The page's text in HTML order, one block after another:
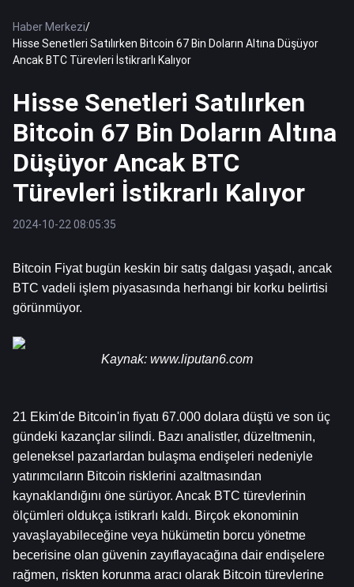
Haber Merkezi/
Hisse Senetleri Satılırken Bitcoin 67 Bin Doların Altına Düşüyor
Ancak BTC Türevleri İstikrarlı Kalıyor
Hisse Senetleri Satılırken
Bitcoin 67 Bin Doların Altına
Düşüyor Ancak BTC
Türevleri İstikrarlı Kalıyor
2024-10-22 08:05:35
Bitcoin Fiyat bugün keskin bir satış dalgası yaşadı, ancak
BTC vadeli işlem piyasasında herhangi bir korku belirtisi
görünmüyor.
Kaynak: www.liputan6.com
21 Ekim'de Bitcoin'in fiyatı 67.000 dolara düştü ve son üç
gündeki kazançlar silindi. Bazı analistler, düzeltmenin,
geleneksel pazarlardan bulaşma endişeleri nedeniyle
yatırımcıların Bitcoin risklerini azaltmasından
kaynaklandığını öne sürüyor. Ancak BTC türevlerinin
ölçümleri oldukça istikrarlı kaldı. Birçok ekonominin
yavaşlayabileceğine veya hükümetin borcu yönetme
becerisine olan güvenin zayıflayacağına dair endişelere
rağmen, riskten korunma aracı olarak Bitcoin türevlerine